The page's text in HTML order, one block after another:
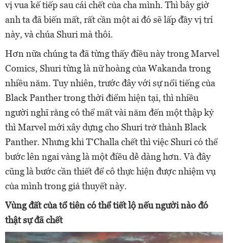
vị vua kế tiếp sau cái chết của cha mình. Thì bây giờ
anh ta đã biến mất, rất cần một ai đó sẽ lấp đầy vị trí
này, và chúa Shuri mà thôi.
Hơn nữa chúng ta đã từng thấy điều này trong Marvel
Comics, Shuri từng là nữ hoàng của Wakanda trong
nhiều năm. Tuy nhiên, trước đây với sự nổi tiếng của
Black Panther trong thời điểm hiện tại, thì nhiều
người nghĩ rằng có thể mất vài năm đến một thập kỷ
thì Marvel mới xây dựng cho Shuri trở thành Black
Panther. Nhưng khi T'Challa chết thì việc Shuri có thể
bước lên ngai vàng là một điều dễ dàng hơn. Và đây
cũng là bước cần thiết để cô thực hiện được nhiệm vụ
của mình trong giả thuyết này.
Vùng đất của tổ tiên có thể tiết lộ nếu người nào đó
thật sự đã chết